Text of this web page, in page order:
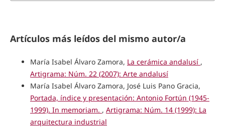
Artículos más leídos del mismo autor/a
María Isabel Álvaro Zamora, La cerámica andalusí ,
Artigrama: Núm. 22 (2007): Arte andalusí
María Isabel Álvaro Zamora, José Luis Pano Gracia,
Portada, índice y presentación: Antonio Fortún (1945-
1999). In memoriam. , Artigrama: Núm. 14 (1999): La
arquitectura industrial